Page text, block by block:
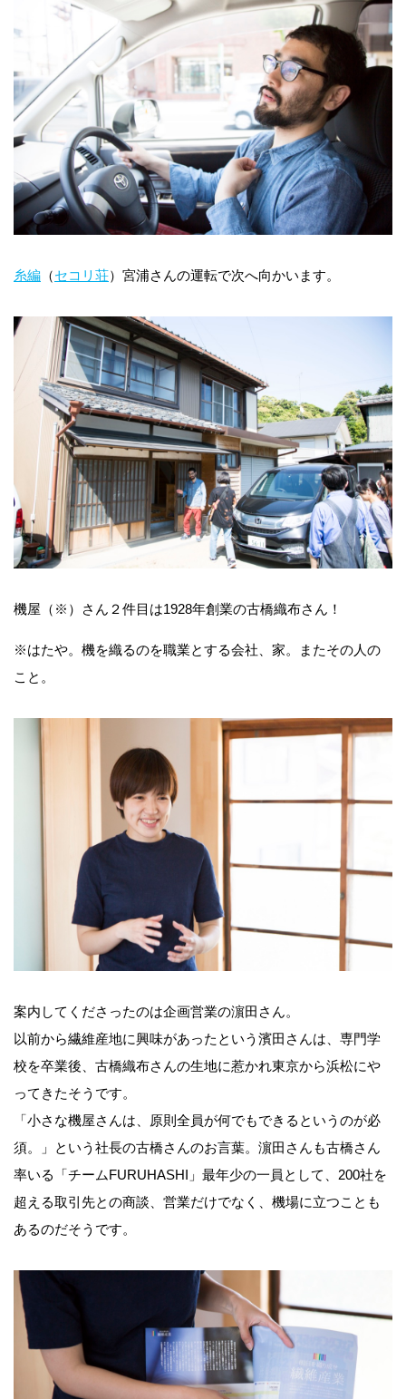
糸編 （セコリ荘）宮浦さんの運転で次へ向かいます。
機屋（※）さん２件目は1928年創業の古橋織布さん！
※はたや。機を織るのを職業とする会社、家。またその人の
こと。
案内してくださったのは企画営業の濵田さん。
以前から繊維産地に興味があったという濱田さんは、専門学
校を卒業後、古橋織布さんの生地に惹かれ東京から浜松にや
ってきたそうです。
「小さな機屋さんは、原則全員が何でもできるというのが必
須。」という社長の古橋さんのお言葉。濵田さんも古橋さん
率いる「チームFURUHASHI」最年少の一員として、200社を
超える取引先との商談、営業だけでなく、機場に立つことも
あるのだそうです。